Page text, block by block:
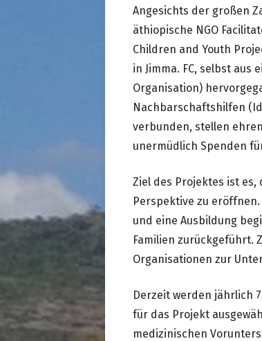
Angesichts der großen
äthiopische NGO
Children and Youth
in Jimma. FC, selbst aus
Organisation)
Nachbarschaftshilfen
verbunden, stellen
unermüdlich Spenden
Ziel des Projektes ist
Perspektive zu
und eine Ausbildung
Familien zurückgeführt.
Organisationen zur
Derzeit werden jährlich
für das Projekt
medizinischen